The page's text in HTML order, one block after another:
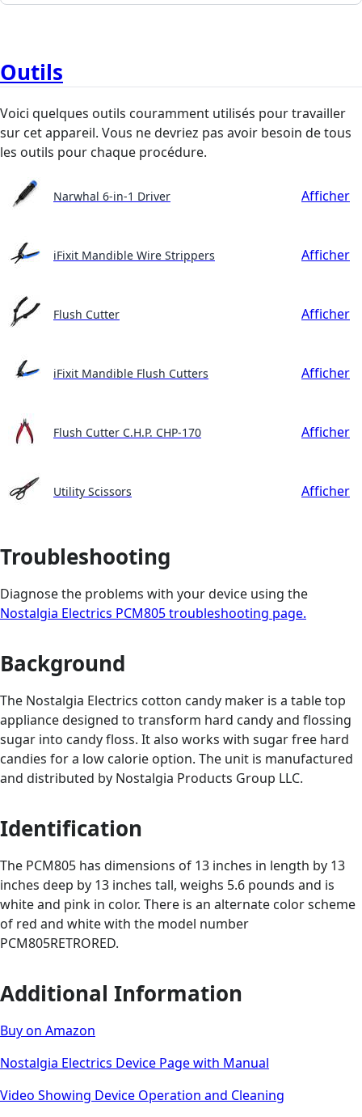
Outils
Voici quelques outils couramment utilisés pour travailler
sur cet appareil. Vous ne devriez pas avoir besoin de tous
les outils pour chaque procédure.
Narwhal 6-in-1 Driver Afficher
iFixit Mandible Wire Strippers Afficher
Flush Cutter Afficher
iFixit Mandible Flush Cutters Afficher
Flush Cutter C.H.P. CHP-170 Afficher
Utility Scissors Afficher
Troubleshooting
Diagnose the problems with your device using the
Nostalgia Electrics PCM805 troubleshooting page.
Background
The Nostalgia Electrics cotton candy maker is a table top
appliance designed to transform hard candy and flossing
sugar into candy floss. It also works with sugar free hard
candies for a low calorie option. The unit is manufactured
and distributed by Nostalgia Products Group LLC.
Identification
The PCM805 has dimensions of 13 inches in length by 13
inches deep by 13 inches tall, weighs 5.6 pounds and is
white and pink in color. There is an alternate color scheme
of red and white with the model number
PCM805RETRORED.
Additional Information
Buy on Amazon
Nostalgia Electrics Device Page with Manual
Video Showing Device Operation and Cleaning